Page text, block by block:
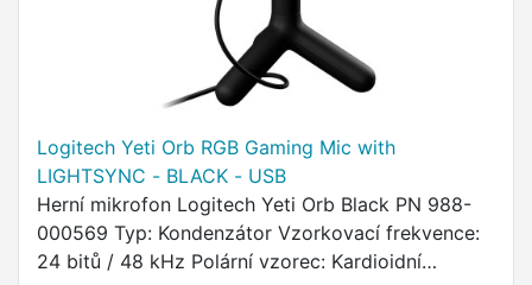
Logitech Yeti Orb RGB Gaming Mic with
LIGHTSYNC - BLACK - USB
Herní mikrofon Logitech Yeti Orb Black PN 988-
000569 Typ: Kondenzátor Vzorkovací frekvence:
24 bitů / 48 kHz Polární vzorec: Kardioidní